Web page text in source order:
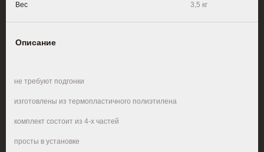
Вес 3,5 кг
Описание
не требуют подгонки
изготовлены из термопластичного полиэтилена
комплект состоит из 4-х частей
просты в установке